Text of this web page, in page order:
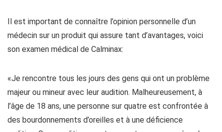
Il est important de connaître l’opinion personnelle d’un
médecin sur un produit qui assure tant d’avantages, voici
son examen médical de Calminax:
«Je rencontre tous les jours des gens qui ont un problème
majeur ou mineur avec leur audition. Malheureusement, à
l’âge de 18 ans, une personne sur quatre est confrontée à
des bourdonnements d’oreilles et à une déficience